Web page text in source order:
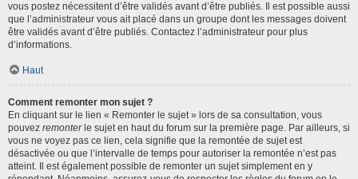
vous postez nécessitent d’être validés avant d’être publiés. Il est possible aussi
que l’administrateur vous ait placé dans un groupe dont les messages doivent
être validés avant d’être publiés. Contactez l’administrateur pour plus
d’informations.
Haut
Comment remonter mon sujet ?
En cliquant sur le lien « Remonter le sujet » lors de sa consultation, vous
pouvez remonterle sujet en haut du forum sur la première page. Par ailleurs, si
vous ne voyez pas ce lien, cela signifie que la remontée de sujet est
désactivée ou que l’intervalle de temps pour autoriser la remontée n’est pas
atteint. Il est également possible de remonter un sujet simplement en y